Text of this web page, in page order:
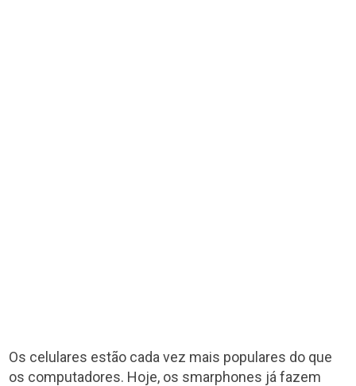
Os celulares estão cada vez mais populares do que
os computadores. Hoje, os smarphones já fazem